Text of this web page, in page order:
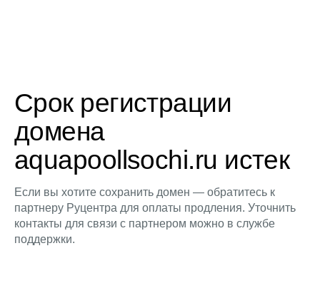
Срок регистрации
домена
aquapoollsochi.ru истек
Если вы хотите сохранить домен — обратитесь к
партнеру Руцентра для оплаты продления. Уточнить
контакты для связи с партнером можно в службе
поддержки.